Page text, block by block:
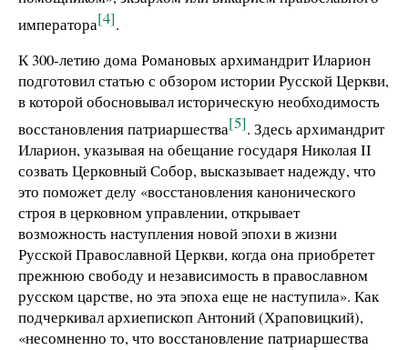
императора[4].
К 300-летию дома Романовых архимандрит Иларион
подготовил статью с обзором истории Русской Церкви,
в которой обосновывал историческую необходимость
восстановления патриаршества[5]. Здесь архимандрит
Иларион, указывая на обещание государя Николая II
созвать Церковный Собор, высказывает надежду, что
это поможет делу «восстановления канонического
строя в церковном управлении, открывает
возможность наступления новой эпохи в жизни
Русской Православной Церкви, когда она приобретет
прежнюю свободу и независимость в православном
русском царстве, но эта эпоха еще не наступила». Как
подчеркивал архиепископ Антоний (Храповицкий),
«несомненно то, что восстановление патриаршества